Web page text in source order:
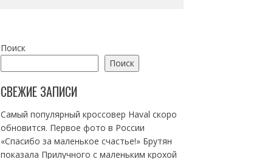
Поиск
Поиск
СВЕЖИЕ ЗАПИСИ
Самый популярный кроссовер Haval скоро
обновится. Первое фото в России
«Спасибо за маленькое счастье!» Брутян
показала Прилучного с маленьким крохой